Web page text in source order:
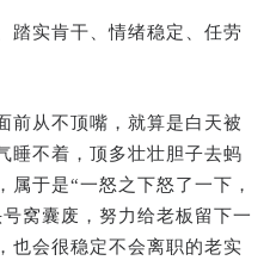
踏实肯干、情绪稳定、任劳
前从不顶嘴，就算是白天被
睡不着，顶多壮壮胆子去蚂
于是“一怒之下怒了一下，
窝囊废，努力给老板留下一
也会很稳定不会离职的老实